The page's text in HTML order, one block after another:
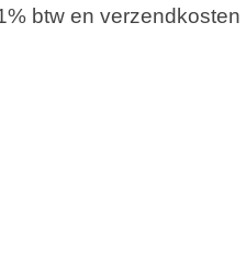
btw en verzendkosten